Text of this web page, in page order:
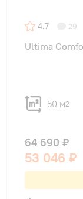
4.7 29
Ultima
50 м2
64 690 ₽
53 046 ₽